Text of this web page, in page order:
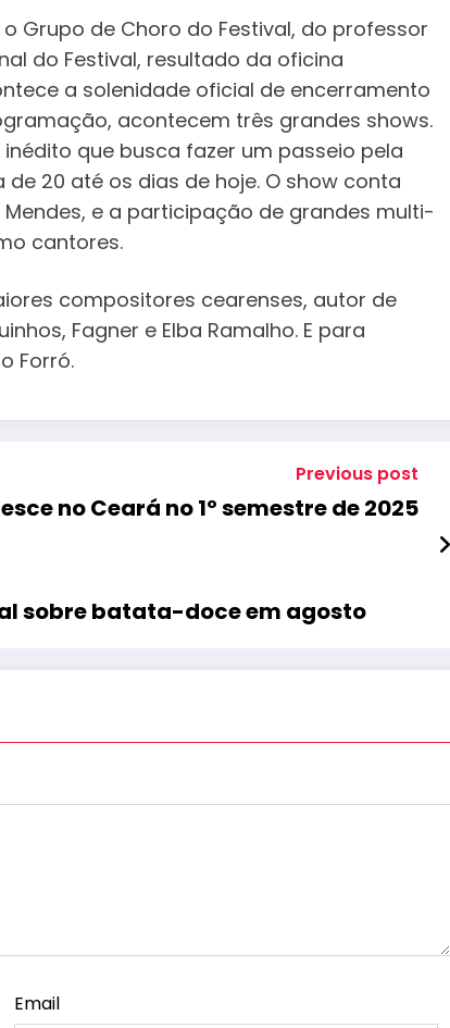
Grupo de Choro do Festival, do professor
do Festival, resultado da oficina
a solenidade oficial de encerramento
acontecem três grandes shows.
que busca fazer um passeio pela
20 até os dias de hoje. O show conta
e a participação de grandes multi-
cantores.
compositores cearenses, autor de
Fagner e Elba Ramalho. E para
Forró.
Previous post
no Ceará no 1º semestre de 2025
sobre batata-doce em agosto
Email